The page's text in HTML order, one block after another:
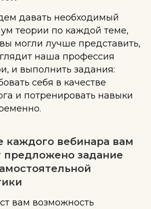
давать необходимый
теории по каждой теме,
могли лучше представить,
наша профессия
и выполнить задания:
себя в качестве
и потренировать навыки
каждого вебинара вам
предложено задание
вам возможность